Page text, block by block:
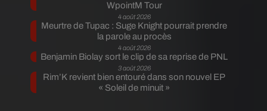
WpointM Tour
4 août 2026
Meurtre de Tupac : Suge Knight pourrait prendre
la parole au procès
4 août 2026
Benjamin Biolay sort le clip de sa reprise de PNL
3 août 2026
Rim’K revient bien entouré dans son nouvel EP
« Soleil de minuit »